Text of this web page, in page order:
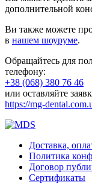
дополнительной
Ви также можете
в нашем шоуруме.
Обращайтесь для
телефону:
+38 (068) 380 76 46
или оставляйте
https://mg-
Доставка,
Политика
Договор
Сертификаты